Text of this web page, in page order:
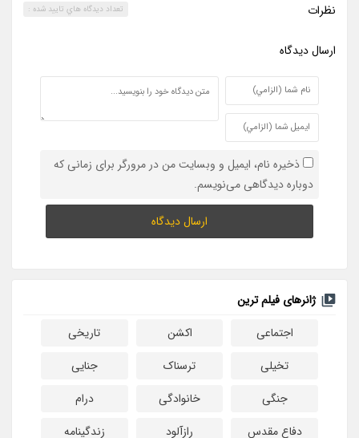
نظرات تعداد ديدگاه هاي تاييد شده :
ارسال ديدگاه
ذخیره نام، ایمیل و وبسایت من در مرورگر برای زمانی که
دوباره دیدگاهی می‌نویسم.
ژانرهای فیلم ترین
اجتماعی
اکشن
تاریخی
تخیلی
ترسناک
جنایی
جنگی
خانوادگی
درام
دفاع مقدس
رازآلود
زندگینامه